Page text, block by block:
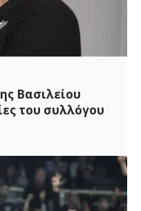
Βασιλείου
του συλλόγου